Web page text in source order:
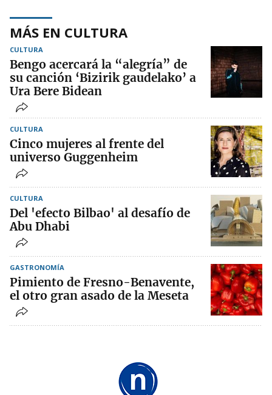
MÁS EN CULTURA
CULTURA
Bengo acercará la “alegría” de
su canción ‘Bizirik gaudelako’ a
Ura Bere Bidean
CULTURA
Cinco mujeres al frente del
universo Guggenheim
CULTURA
Del 'efecto Bilbao' al desafío de
Abu Dhabi
GASTRONOMÍA
Pimiento de Fresno-Benavente,
el otro gran asado de la Meseta